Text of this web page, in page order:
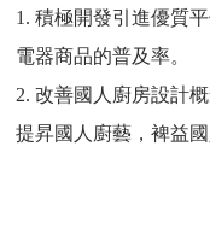
1. 積極開發引進優質
電器商品的普及率。
2. 改善國人廚房設計
提昇國人廚藝，裨益